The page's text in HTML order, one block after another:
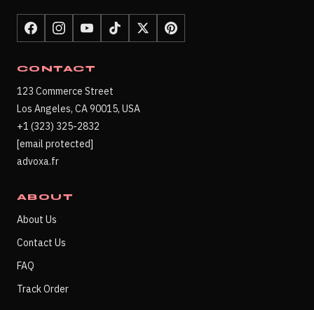
CONTACT
123 Commerce Street
Los Angeles, CA 90015, USA
+1 (323) 325-2832
[email protected]
advoxa.fr
ABOUT
About Us
Contact Us
FAQ
Track Order